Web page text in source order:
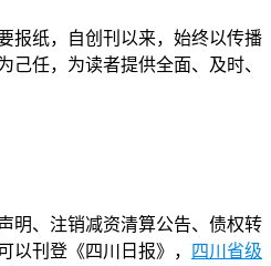
报纸，自创刊以来，始终以传播
己任，为读者提供全面、及时、
明、注销减资清算公告、债权转
以刊登《四川日报》，
四川省级